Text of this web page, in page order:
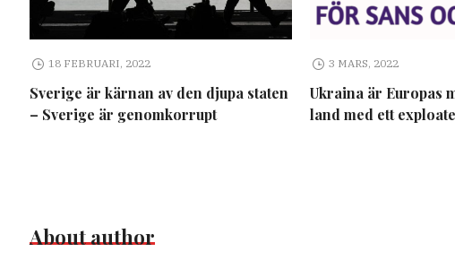
18 FEBRUARI, 2022
Sverige är kärnan av den djupa staten
– Sverige är genomkorrupt
3 MARS, 2022
Ukraina är Europas
land med ett
About author